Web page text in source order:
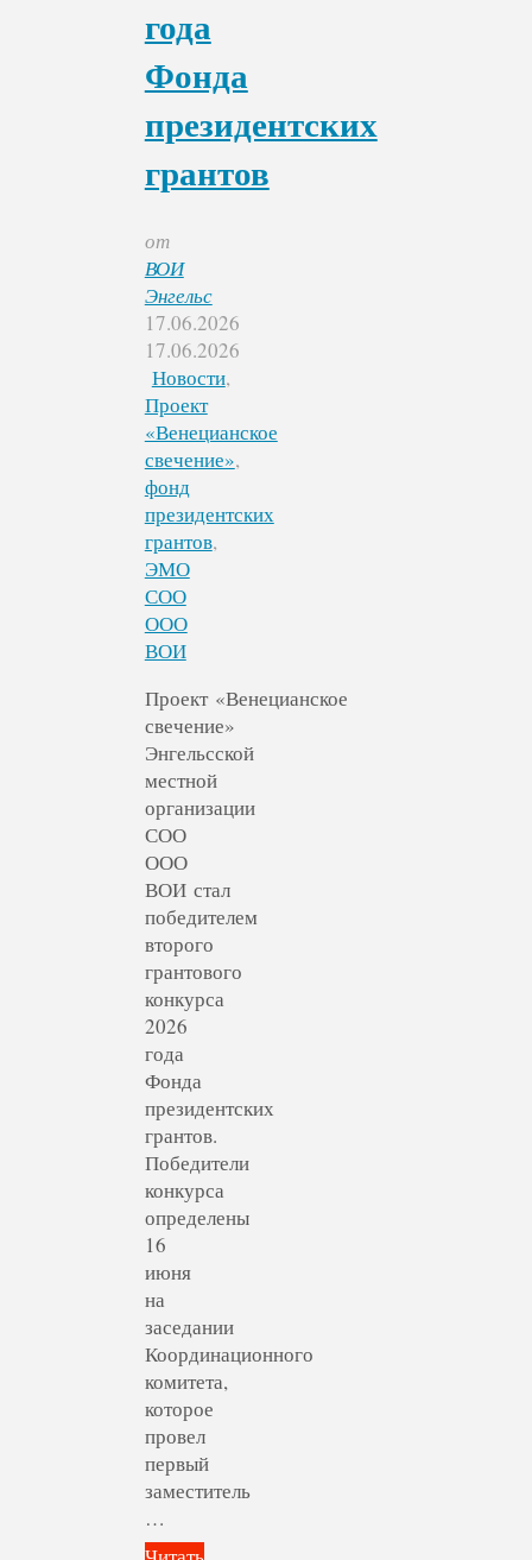
года
Фонда
президентских
грантов
от
ВОИ
Энгельс
17.06.2026
17.06.2026
Новости,
Проект
«Венецианское
свечение»,
фонд
президентских
грантов,
ЭМО
СОО
ООО
ВОИ
Проект «Венецианское
свечение»
Энгельсской
местной
организации
СОО
ООО
ВОИ стал
победителем
второго
грантового
конкурса
2026
года
Фонда
президентских
грантов.
Победители
конкурса
определены
16
июня
на
заседании
Координационного
комитета,
которое
провел
первый
заместитель
…